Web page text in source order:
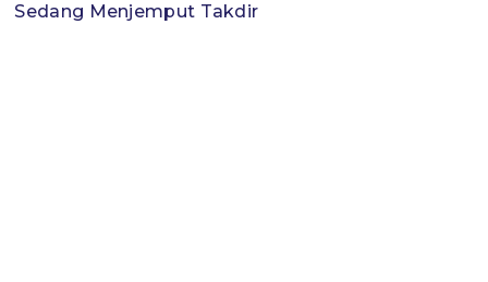
Sedang Menjemput Takdir